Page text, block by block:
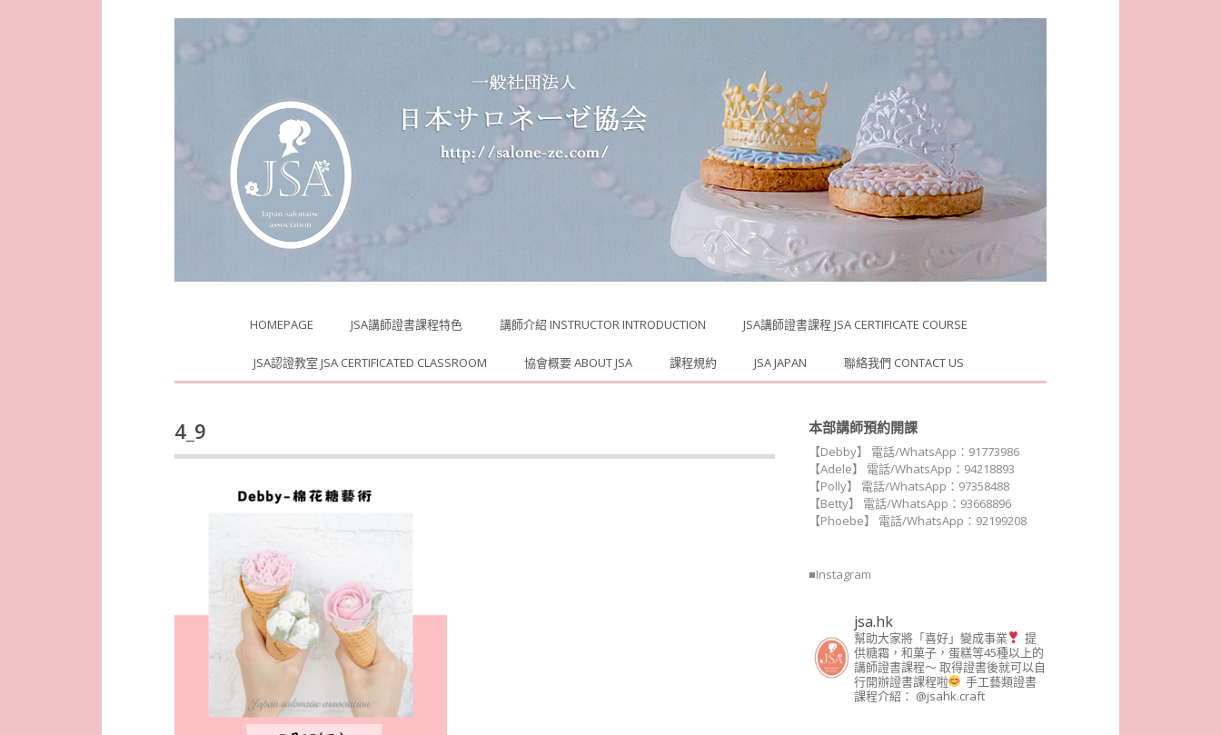
HOMEPAGE JSA講師證書課程特色 講師介紹 INSTRUCTOR INTRODUCTION JSA講師證書課程 JSA CERTIFICATE COURSE
JSA認證教室 JSA CERTIFICATED CLASSROOM 協會概要 ABOUT JSA 課程規約 JSA JAPAN 聯絡我們 CONTACT US
4_9 本部講師預約開課
【Debby】 電話/WhatsApp：91773986
【Adele】 電話/WhatsApp：94218893
【Polly】 電話/WhatsApp：97358488
【Betty】 電話/WhatsApp：93668896
【Phoebe】 電話/WhatsApp：92199208
■Instagram
jsa.hk
幫助大家將「喜好」變成事業
提
供糖霜，和菓子，蛋糕等45種以上的
講師證書課程～ 取得證書後就可以自
行開辦證書課程啦
手工藝類證書
課程介紹： @jsahk.craft